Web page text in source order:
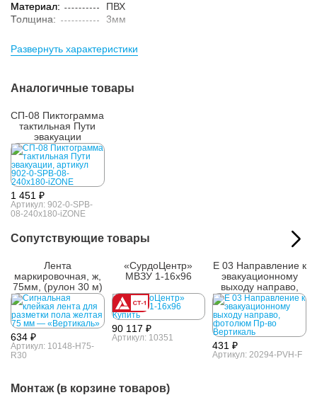
Материал:
ПВХ
Толщина:
3мм
Развернуть характеристики
Аналогичные товары
СП-08 Пиктограмма
тактильная Пути
эвакуации
1 451 ₽
Артикул: 902-0-SPB-
08-240x180-iZONE
Сопутствующие товары
Лента
маркировочная, ж,
75мм, (рулон 30 м)
634 ₽
Артикул: 10148-H75-
R30
«СурдоЦентр»
МВЗУ 1-16х96
90 117 ₽
Артикул: 10351
E 03 Направление к
эвакуационному
выходу направо,
фотолюм
431 ₽
Артикул: 20294-PVH-F
Монтаж (в корзине товаров)